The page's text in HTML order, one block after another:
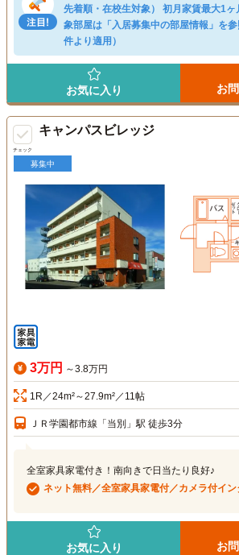
先着順・在校生対象） 初月家賃最大1
象部屋は「入居募集中の部屋情報」を
件より適用）
お気に入り お
チェック
キャンパスビレッジ
募集中
3万円 ～3.8万円
1R／24m²～27.9m²／11帖
ＪＲ学園都市線「当別」駅 徒歩3分
全室家具家電付き！南向きで日当たり良好♪
ネット無料／全室家具家電付／カメラ付イ
お気に入り お